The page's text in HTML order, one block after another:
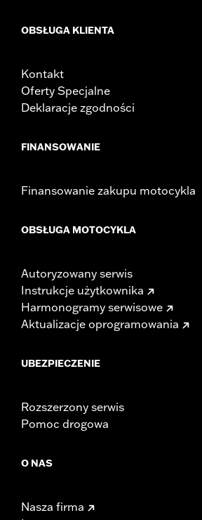
OBSŁUGA KLIENTA
Kontakt
Oferty Specjalne
Deklaracje zgodności
FINANSOWANIE
Finansowanie zakupu motocykla
OBSŁUGA MOTOCYKLA
Autoryzowany serwis
Instrukcje użytkownika
Harmonogramy serwisowe
Aktualizacje oprogramowania
UBEZPIECZENIE
Rozszerzony serwis
Pomoc drogowa
O NAS
Nasza firma